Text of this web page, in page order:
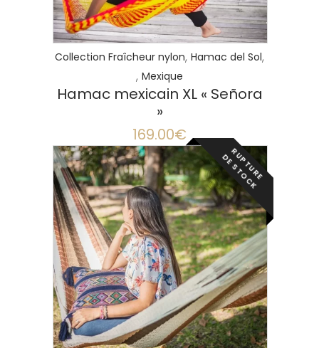
Collection Fraîcheur nylon, Hamac del Sol,
, Mexique
Hamac mexicain XL « Señora
»
169.00€
R
U
P
T
U
R
E
D
E
S
T
O
C
K
LIRE LA SUITE